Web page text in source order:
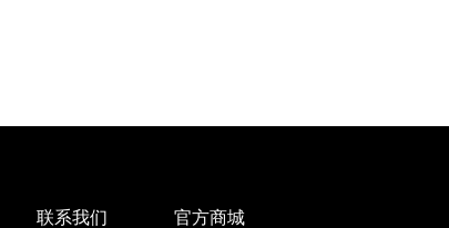
联系我们 官方商城